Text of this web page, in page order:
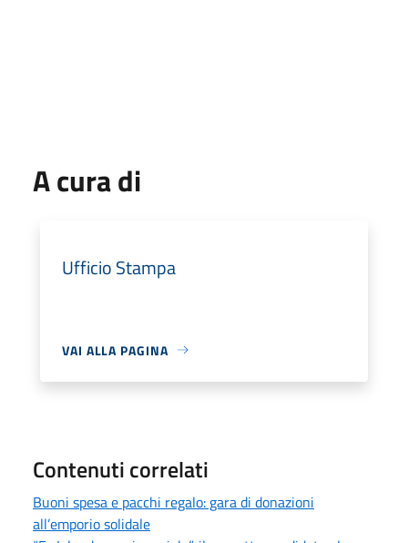
A cura di
Ufficio Stampa
VAI ALLA PAGINA
Contenuti correlati
Buoni spesa e pacchi regalo: gara di donazioni
all’emporio solidale